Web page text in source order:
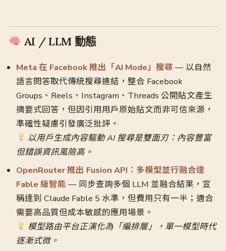
AI / LLM 動態
Meta 在 Facebook 推出「AI Mode」搜尋 — 以自然
語言問答取代傳統搜尋連結，整合 Facebook
Groups、Reels、Instagram、Threads 公開貼文產生
摘要式回答，但因引用用戶原始貼文而非可信來源，
準確性疑慮引發廣泛批評。
以用戶生成內容驅動 AI 搜尋是雙面刃：內容豐富
但錯誤資訊風險高。
OpenRouter 推出 Fusion API：多模型並行融合達
Fable 級智能 — 同步查詢多個 LLM 並融合結果，宣
稱達到 Claude Fable 5 水準，但費用只有一半；適合
需要高品質但成本敏感的應用場景。
模型路由平台正演化為「編排層」，單一模型時代
逐漸式微。